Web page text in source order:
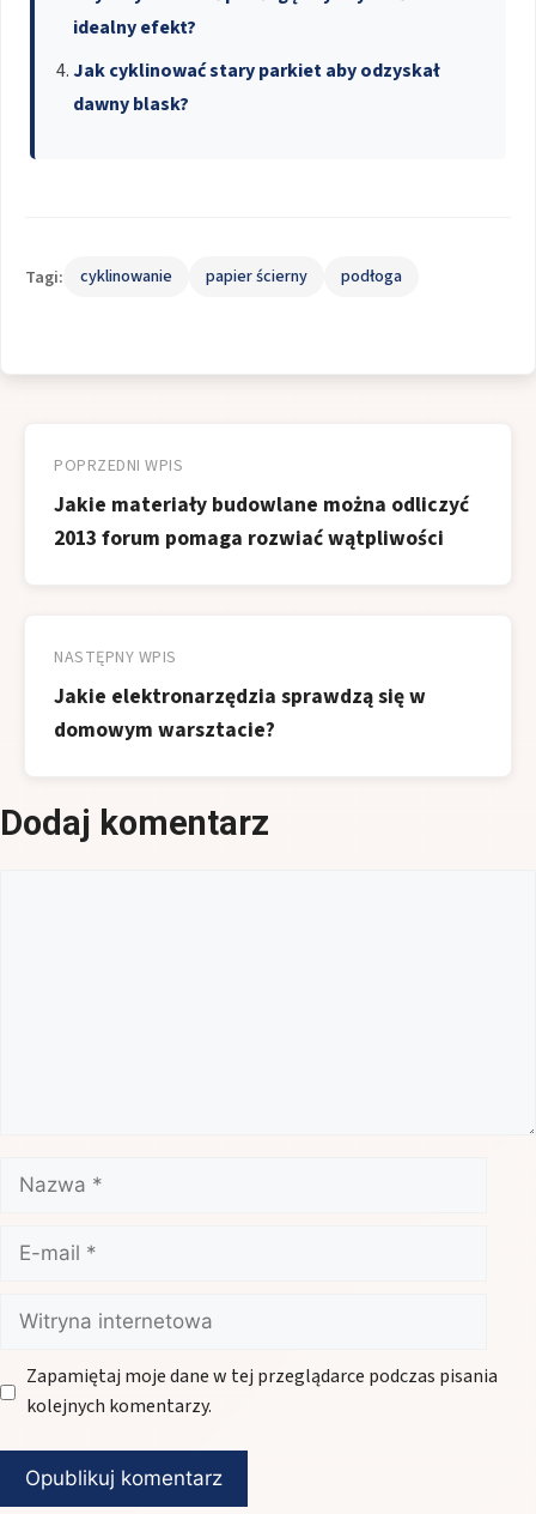
idealny efekt?
Jak cyklinować stary parkiet aby odzyskał
dawny blask?
Tagi: cyklinowanie papier ścierny podłoga
wpisu
POPRZEDNI WPIS
Jakie materiały budowlane można odliczyć
2013 forum pomaga rozwiać wątpliwości
NASTĘPNY WPIS
Jakie elektronarzędzia sprawdzą się w
domowym warsztacie?
Dodaj komentarz
Nazwa
mail
Witryna
internetowa
Zapamiętaj moje dane w tej przeglądarce podczas pisania
kolejnych komentarzy.